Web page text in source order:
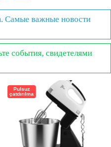
Самые важные новости
события, свидетелями